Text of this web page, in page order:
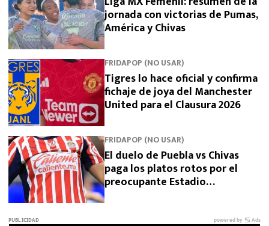
jornada con victorias de Pumas,
América y Chivas
FRIDAPOP (NO USAR)
Tigres lo hace oficial y confirma
fichaje de joya del Manchester
United para el Clausura 2026
FRIDAPOP (NO USAR)
El duelo de Puebla vs Chivas
paga los platos rotos por el
preocupante Estadio